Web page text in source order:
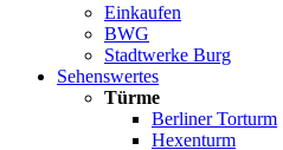
Einkaufen
BWG
Stadtwerke Burg
Sehenswertes
Türme
Berliner Torturm
Hexenturm